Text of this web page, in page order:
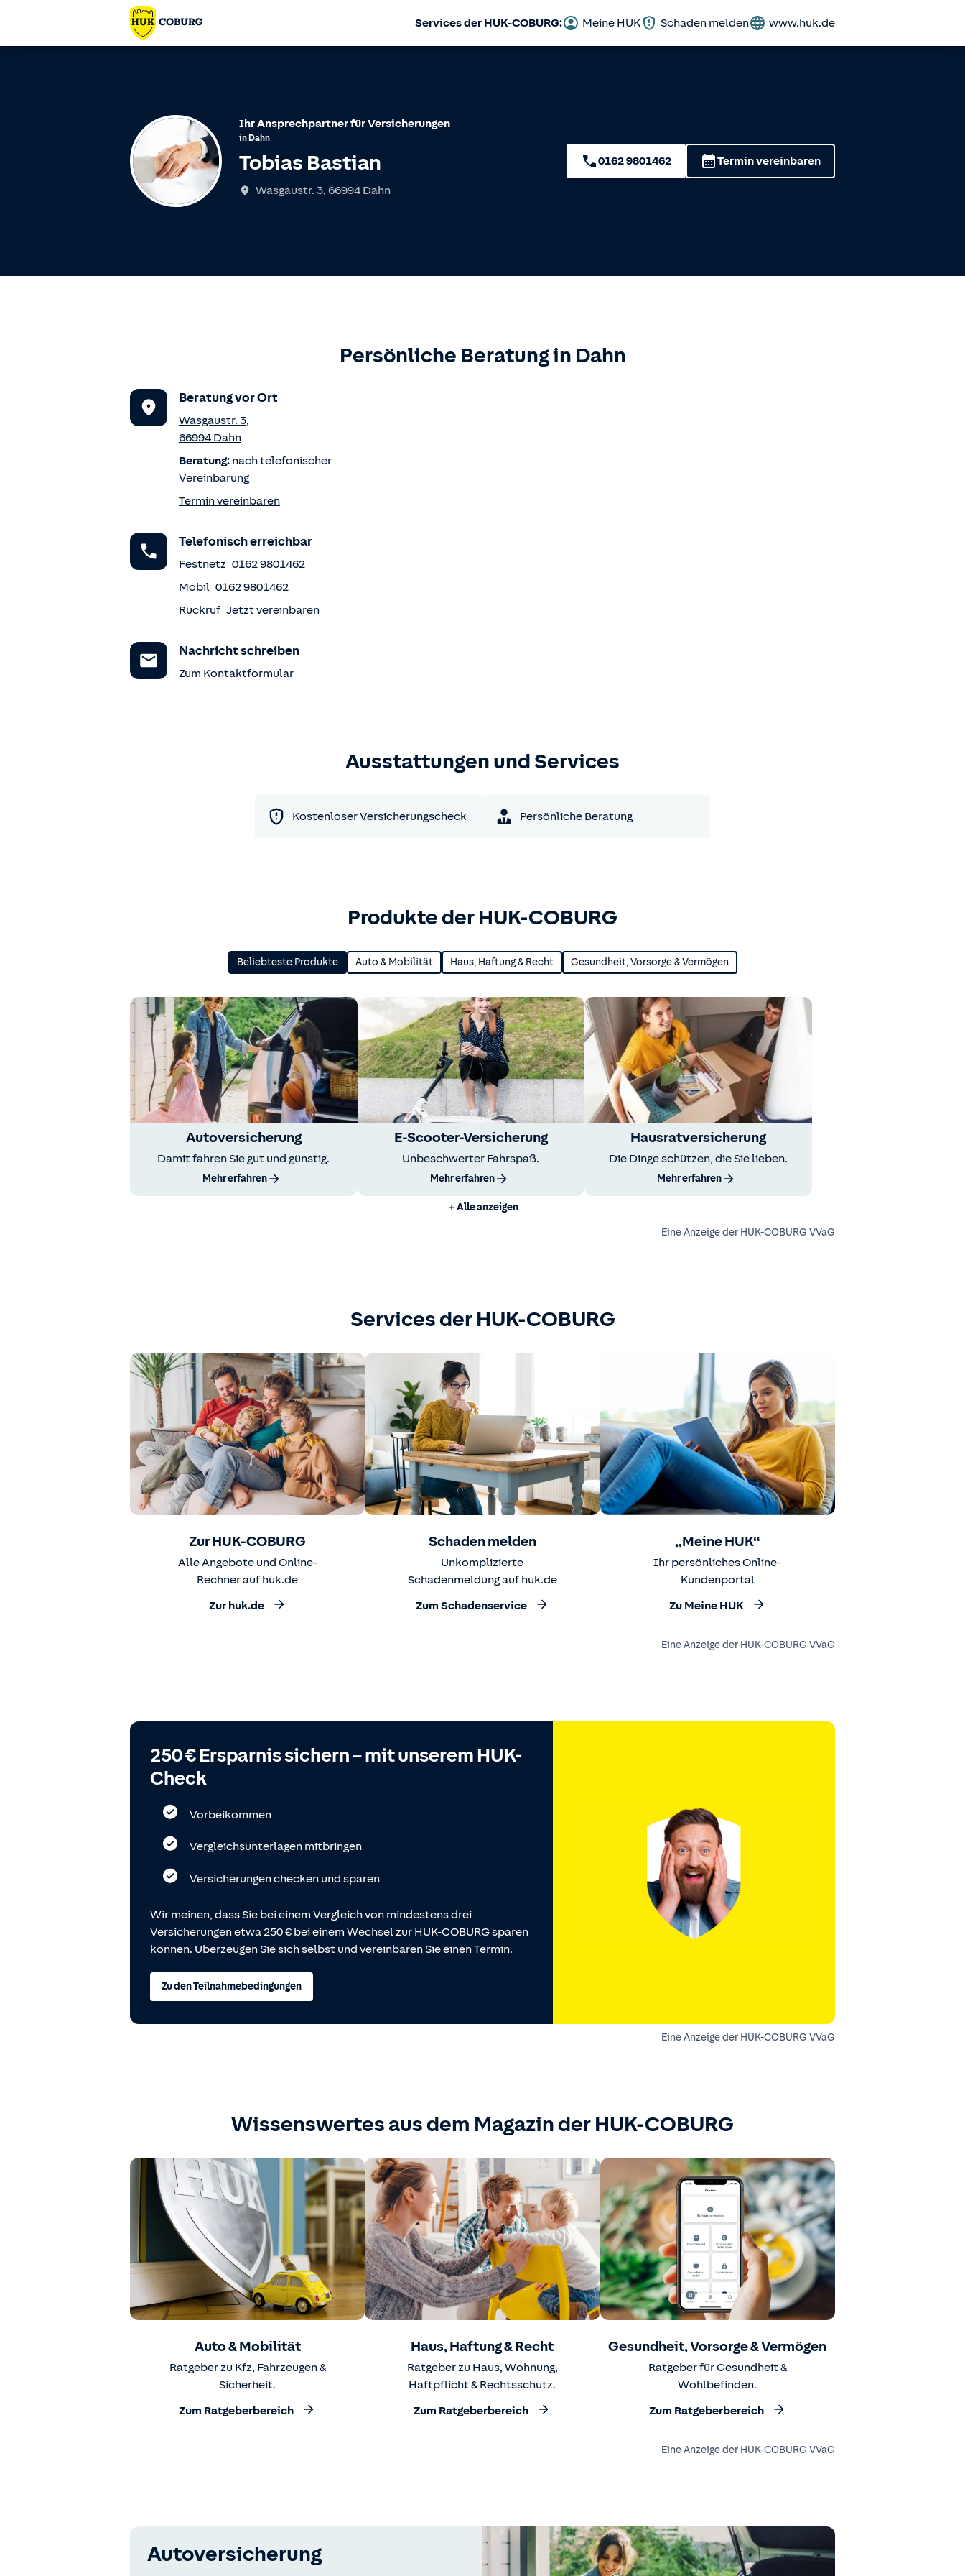
Services der HUK-COBURG: Meine HUK Schaden melden www.huk.de
Ihr Ansprechpartner für Versicherungen
in Dahn
Tobias Bastian
Wasgaustr. 3, 66994 Dahn
0162 9801462 Termin vereinbaren
Persönliche Beratung in Dahn
Beratung vor Ort
Wasgaustr. 3,
66994 Dahn
Beratung: nach telefonischer
Vereinbarung
Termin vereinbaren
Telefonisch erreichbar
Festnetz 0162 9801462
Mobil 0162 9801462
Rückruf Jetzt vereinbaren
Nachricht schreiben
Zum Kontaktformular
Ausstattungen und Services
Kostenloser Versicherungscheck Persönliche Beratung
Produkte der HUK-COBURG
Beliebteste Produkte Auto & Mobilität Haus, Haftung & Recht Gesundheit, Vorsorge & Vermögen
Autoversicherung
Damit fahren Sie gut und günstig.
Mehr erfahren
E-Scooter-Versicherung
Unbeschwerter Fahrspaß.
Mehr erfahren
Hausratversicherung
Die Dinge schützen, die Sie lieben.
Mehr erfahren
Alle anzeigen
Eine Anzeige der HUK-COBURG VVaG
Services der HUK-COBURG
Zur HUK-COBURG
Alle Angebote und Online-
Rechner auf huk.de
Zur huk.de
Schaden melden
Unkomplizierte
Schadenmeldung auf huk.de
Zum Schadenservice
„Meine HUK“
Ihr persönliches Online-
Kundenportal
Zu Meine HUK
Eine Anzeige der HUK-COBURG VVaG
250 € Ersparnis sichern – mit unserem HUK-
Check
Vorbeikommen
Vergleichsunterlagen mitbringen
Versicherungen checken und sparen
Wir meinen, dass Sie bei einem Vergleich von mindestens drei
Versicherungen etwa 250 € bei einem Wechsel zur HUK-COBURG sparen
können. Überzeugen Sie sich selbst und vereinbaren Sie einen Termin.
Zu den Teilnahmebedingungen
Eine Anzeige der HUK-COBURG VVaG
Wissenswertes aus dem Magazin der HUK-COBURG
Auto & Mobilität
Ratgeber zu Kfz, Fahrzeugen &
Sicherheit.
Zum Ratgeberbereich
Haus, Haftung & Recht
Ratgeber zu Haus, Wohnung,
Haftpflicht & Rechtsschutz.
Zum Ratgeberbereich
Gesundheit, Vorsorge & Vermögen
Ratgeber für Gesundheit &
Wohlbefinden.
Zum Ratgeberbereich
Eine Anzeige der HUK-COBURG VVaG
Autoversicherung